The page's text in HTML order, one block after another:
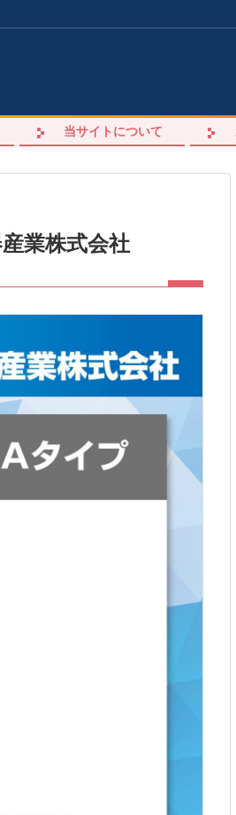
当サイトについて
業株式会社